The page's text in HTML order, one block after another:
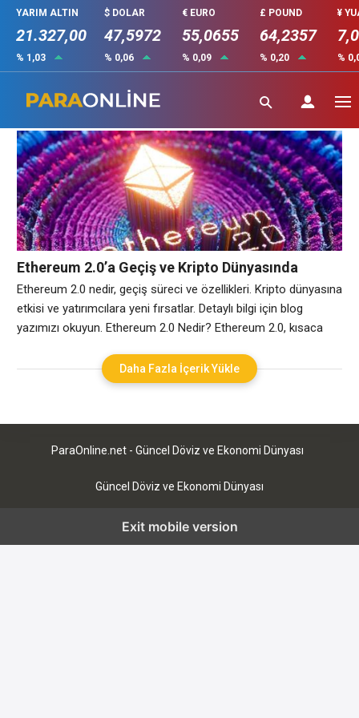
YARIM ALTIN
21.327,00
% 1,03
$ DOLAR
47,5972
% 0,06
€ EURO
55,0655
% 0,09
£ POUND
64,2357
% 0,20
¥
%
Ethereum2.0
Ethereum 2.0’a Geçiş ve Kripto Dünyasında
Yaratacağı Etkiler!
Ethereum 2.0 nedir, geçiş süreci ve özellikleri. Kripto dünyasına
etkisi ve yatırımcılara yeni fırsatlar. Detaylı bilgi için blog
yazımızı okuyun. Ethereum 2.0 Nedir? Ethereum 2.0, kısaca
yükseltmesidir ve blokzinciri tabanlı bir kripto para
platformudur. Bu yeni sürüm, orijinal Ethereum ağının bazı
Daha Fazla İçerik Yükle
ParaOnline.net - Güncel Döviz ve Ekonomi Dünyası
Güncel Döviz ve Ekonomi Dünyası
Exit mobile version